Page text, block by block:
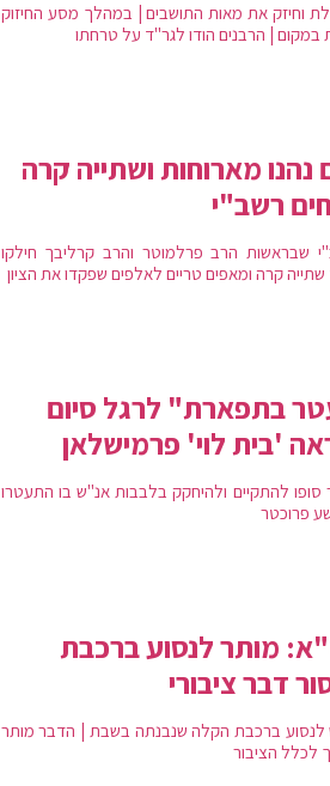
וחיזק את מאות התושבים | במהלך מסע החיזוק
במקום | הרבנים הודו לגר"ד על טרחתו
מארוחות ושתייה קרה
רשב"י
שבראשות הרב פרלמוטר והרב קרליבך חילקו
שתייה קרה ומאפים טריים לאלפים שפקדו את הציון
בתפארת" לרגל סיום
'בית לוי' פרמישלאן
להתקיים ולהיחקק בלבבות אנ"ש בו התעטרו
פרוכטר
מותר לנסוע ברכבת
דבר ציבורי
לנסוע ברכבת הקלה שנבנתה בשבת | הדבר מותר
לכלל הציבור